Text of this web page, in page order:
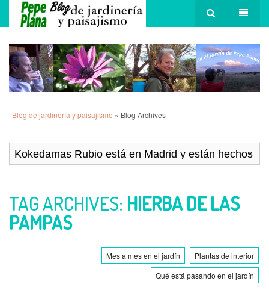
Blog de jardinería y paisajismo » Blog Archives
TAG ARCHIVES: HIERBA DE LAS
PAMPAS
Mes a mes en el jardín
Plantas de interior
Qué está pasando en el jardín